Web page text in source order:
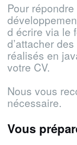
Pour
d écrire via le
d’attacher
réalisés en
votre CV.
Nous vous
nécessaire.
Vous